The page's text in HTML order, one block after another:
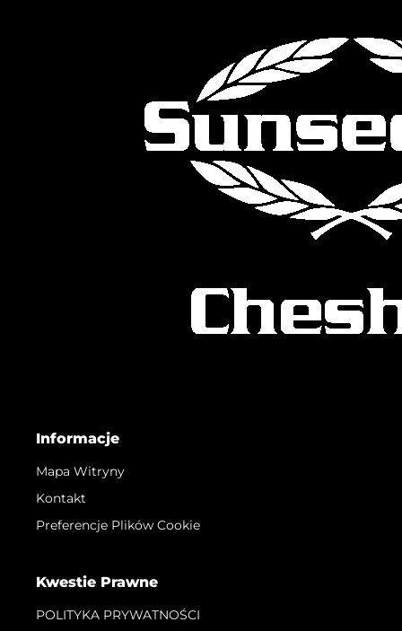
Informacje
Mapa Witryny
Kontakt
Preferencje Plików Cookie
Kwestie Prawne
POLITYKA PRYWATNOŚCI